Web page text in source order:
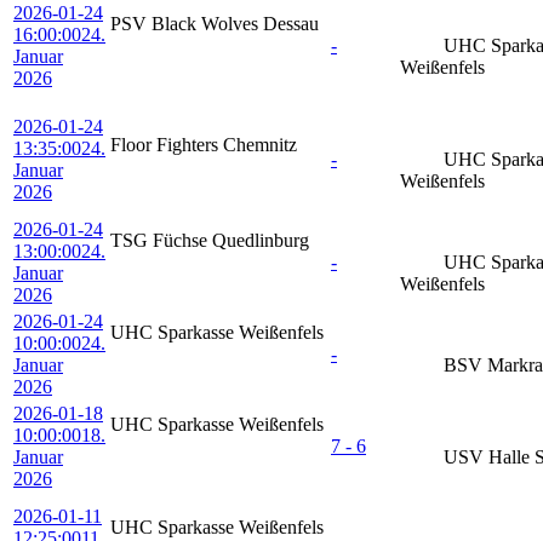
2026-01-24
16:00:0024.
Januar
2026
PSV Black Wolves Dessau
-
UHC
Weißenfels
2026-01-24
13:35:0024.
Januar
2026
Floor Fighters Chemnitz
-
UHC
Weißenfels
2026-01-24
13:00:0024.
Januar
2026
TSG Füchse Quedlinburg
-
UHC
Weißenfels
2026-01-24
10:00:0024.
Januar
2026
UHC Sparkasse Weißenfels
-
BSV
2026-01-18
10:00:0018.
Januar
2026
UHC Sparkasse Weißenfels
7 - 6
USV Halle
2026-01-11
UHC Sparkasse Weißenfels